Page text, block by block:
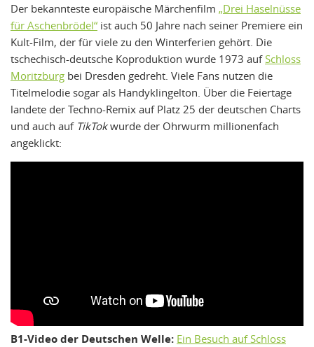
Der bekannteste europäische Märchenfilm „Drei Haselnüsse
für Aschenbrödel“ ist auch 50 Jahre nach seiner Premiere ein
Kult-Film, der für viele zu den Winterferien gehört. Die
tschechisch-deutsche Koproduktion wurde 1973 aufSchloss
Moritzburg bei Dresden gedreht. Viele Fans nutzen die
Titelmelodie sogar als Handyklingelton. Über die Feiertage
landete der Techno-Remix auf Platz 25 der deutschen Charts
und auch auf TikTokwurde der Ohrwurm millionenfach
angeklickt:
B1-Video der Deutschen Welle: Ein Besuch auf Schloss